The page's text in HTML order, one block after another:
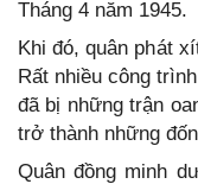
Tháng 4 năm 1945.
Khi đó, quân phát
Rất nhiều công
đã bị những trận
trở thành những
Quân đồng minh